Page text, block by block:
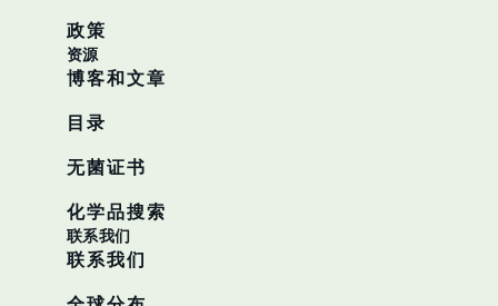
政策
资源
博客和文章
目录
无菌证书
化学品搜索
联系我们
联系我们